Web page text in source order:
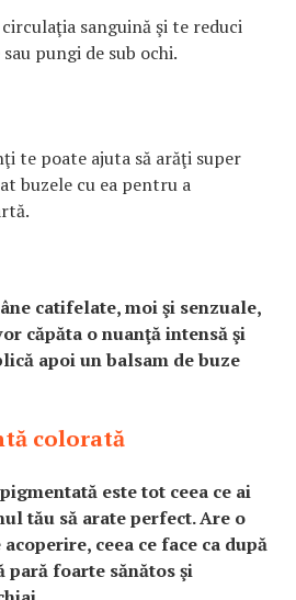
sanguină şi te reduci
pungi de sub ochi.
te poate ajuta să arăţi super
buzele cu ea pentru a
catifelate, moi şi senzuale,
căpăta o nuanţă intensă şi
apoi un balsam de buze
colorată
este tot ceea ce ai
tău să arate perfect. Are o
ceea ce face ca după
pară foarte sănătos şi